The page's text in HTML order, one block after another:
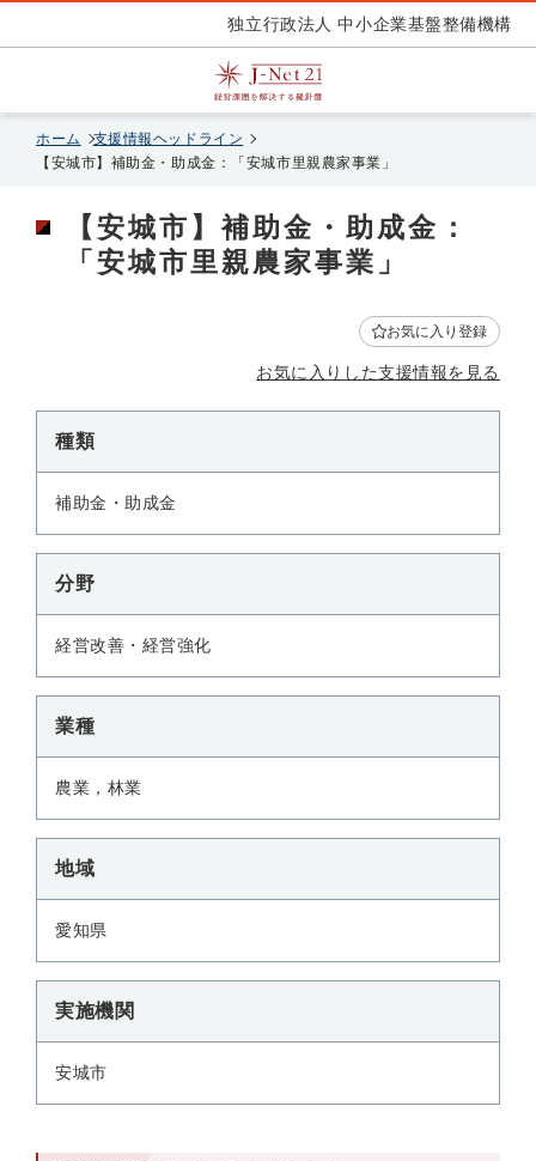
独立行政法人 中小企業基盤整備機構
ホーム
支援情報ヘッドライン
【安城市】補助金・助成金：「安城市里親農家事業」
【安城市】補助金・助成金：
「安城市里親農家事業」
お気に入り登録
お気に入りした支援情報を見る
種類
補助金・助成金
分野
経営改善・経営強化
業種
農業，林業
地域
愛知県
実施機関
安城市